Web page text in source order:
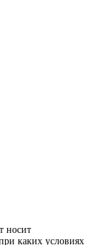
носит
каких условиях